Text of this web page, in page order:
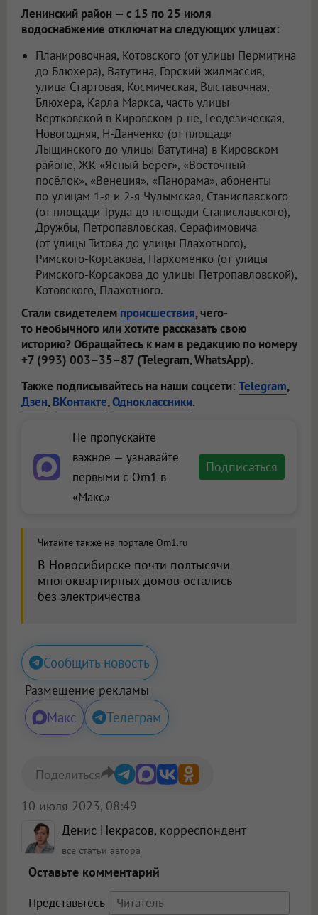
Ленинский район — с 15 по 25 июля
водоснабжение отключат на следующих улицах:
Планировочная, Котовского (от улицы Пермитина
до Блюхера), Ватутина, Горский жилмассив,
улица Стартовая, Космическая, Выставочная,
Блюхера, Карла Маркса, часть улицы
Вертковской в Кировском р-не, Геодезическая,
Новогодняя, Н-Данченко (от площади
Лыщинского до улицы Ватутина) в Кировском
районе, ЖК «Ясный Берег», «Восточный
посёлок», «Венеция», «Панорама», абоненты
по улицам 1-я и 2-я Чулымская, Станиславского
(от площади Труда до площади Станиславского),
Дружбы, Петропавловская, Серафимовича
(от улицы Титова до улицы Плахотного),
Римского-Корсакова, Пархоменко (от улицы
Римского-Корсакова до улицы Петропавловской),
Котовского, Плахотного.
Стали свидетелем происшествия, чего-
то необычного или хотите рассказать свою
историю? Обращайтесь к нам в редакцию по номеру
+7 (993) 003–35–87 (Telegram, WhatsApp).
Также подписывайтесь на наши соцсети: Telegram,
Дзен,ВКонтакте,Одноклассники.
Не пропускайте
важное — узнавайте
первыми с Om1 в
«Макс»
Подписаться
Читайте также на портале Om1.ru
В Новосибирске почти полтысячи
многоквартирных домов остались
без электричества
Сообщить новость
Размещение рекламы
Макс Телеграм
Денис Некрасов, корреспондент
все статьи автора
10 июля 2023, 08:49
Поделиться
Оставьте комментарий
Представьтесь